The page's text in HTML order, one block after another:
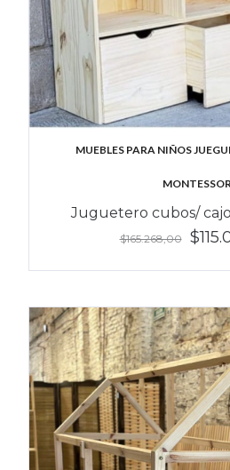
MUEBLES PARA NIÑOS
Juguetero cubos/
$165.268,00